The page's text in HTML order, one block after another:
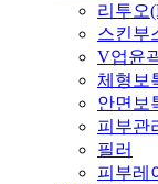
리투오
스킨부
V업윤
체형보
안면보
피부관
필러
피부레